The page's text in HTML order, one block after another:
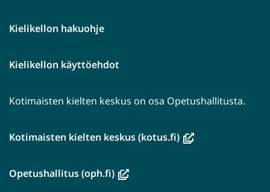
Kielikellon hakuohje
Kielikellon käyttöehdot
Kotimaisten kielten keskus on osa Opetushallitusta.
Kotimaisten kielten keskus (kotus.fi)(avautuu
Opetushallitus (oph.fi)(avautuu